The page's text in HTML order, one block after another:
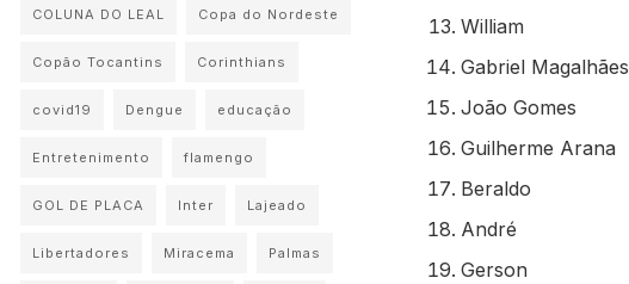
William
Gabriel Magalhães
João Gomes
Guilherme Arana
Beraldo
André
Gerson
COLUNA DO LEAL Copa do Nordeste
Copão Tocantins Corinthians
covid19 Dengue educação
Entretenimento flamengo
GOL DE PLACA Inter Lajeado
Libertadores Miracema Palmas